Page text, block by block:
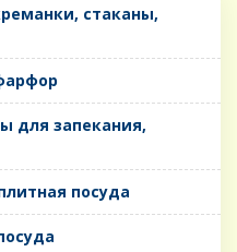
стаканы,
для запекания,
посуда